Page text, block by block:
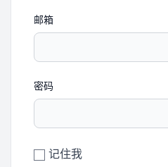
邮箱
密码
记住我